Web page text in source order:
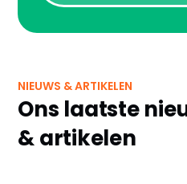
NIEUWS & ARTIKELEN
Ons laatste
& artikelen